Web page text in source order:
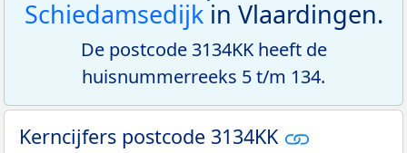
Schiedamsedijkin Vlaardingen.
De postcode 3134KK heeft de
huisnummerreeks 5 t/m 134.
Kerncijfers postcode 3134KK